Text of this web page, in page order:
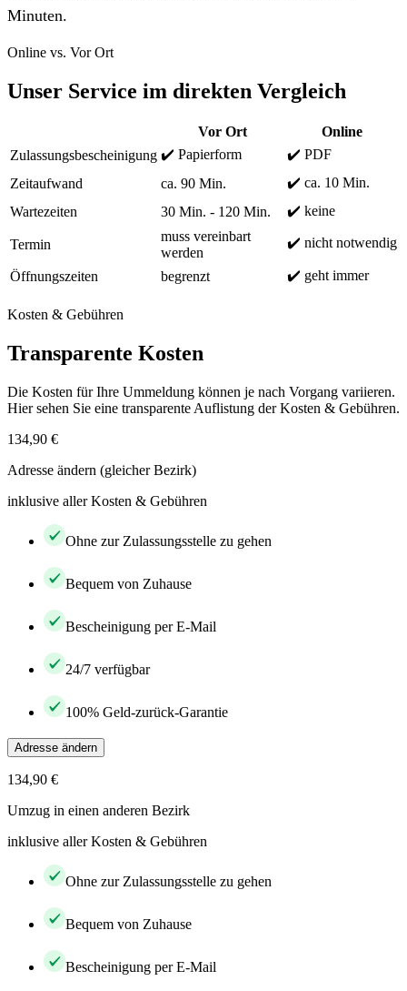
Minuten.
Online vs. Vor Ort
Unser Service im direkten Vergleich
Vor Ort
Online
Zulassungsbescheinigung ✔️ Papierform
✔️ PDF
Zeitaufwand
ca. 90 Min.
✔️ ca. 10 Min.
Wartezeiten
30 Min. - 120 Min. ✔️ keine
Termin
muss vereinbart
werden
✔️ nicht notwendig
Öffnungszeiten begrenzt ✔️ geht immer
Kosten & Gebühren
Transparente Kosten
Die Kosten für Ihre Ummeldung können je nach Vorgang variieren.
Hier sehen Sie eine transparente Auflistung der Kosten & Gebühren.
134,90 €
Adresse ändern (gleicher Bezirk)
inklusive aller Kosten & Gebühren
Ohne zur Zulassungsstelle zu gehen
Bequem von Zuhause
Bescheinigung per E-Mail
24/7 verfügbar
100% Geld-zurück-Garantie
Adresse ändern
134,90 €
Umzug in einen anderen Bezirk
inklusive aller Kosten & Gebühren
Ohne zur Zulassungsstelle zu gehen
Bequem von Zuhause
Bescheinigung per E-Mail